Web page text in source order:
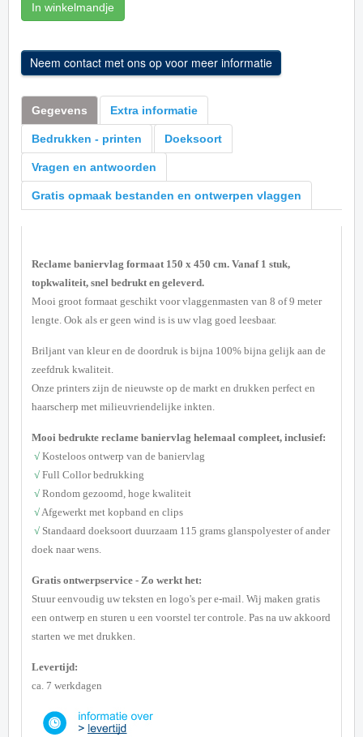
In winkelmandje
Gegevens Extra informatie
Bedrukken - printen Doeksoort
Vragen en antwoorden
Gratis opmaak bestanden en ontwerpen vlaggen
Reclame baniervlag formaat 150 x 450 cm. Vanaf 1 stuk,
topkwaliteit, snel bedrukt en geleverd.
Mooi groot formaat geschikt voor vlaggenmasten van 8 of 9 meter
lengte. Ook als er geen wind is is uw vlag goed leesbaar.
Briljant van kleur en de doordruk is bijna 100% bijna gelijk aan de
zeefdruk kwaliteit.
Onze printers zijn de nieuwste op de markt en drukken perfect en
haarscherp met milieuvriendelijke inkten.
Mooi bedrukte reclame baniervlag helemaal compleet, inclusief:
√ Kosteloos ontwerp van de baniervlag
√ Full Collor bedrukking
√ Rondom gezoomd, hoge kwaliteit
√Afgewerkt met kopband en clips
√ Standaard doeksoort duurzaam 115 grams glanspolyester of ander
doek naar wens.
Gratis ontwerpservice - Zo werkt het:
Stuur eenvoudig uw teksten en logo's per e-mail. Wij maken gratis
een ontwerp en sturen u een voorstel ter controle. Pas na uw akkoord
starten we met drukken.
Levertijd:
ca. 7 werkdagen